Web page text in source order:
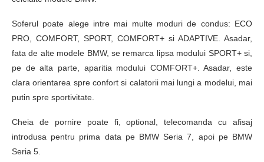
Soferul poate alege intre mai multe moduri de condus: ECO
PRO, COMFORT, SPORT, COMFORT+ si ADAPTIVE. Asadar,
fata de alte modele BMW, se remarca lipsa modului SPORT+ si,
pe de alta parte, aparitia modului COMFORT+. Asadar, este
clara orientarea spre confort si calatorii mai lungi a modelui, mai
putin spre sportivitate.
Cheia de pornire poate fi, optional, telecomanda cu afisaj
introdusa pentru prima data pe BMW Seria 7, apoi pe BMW
Seria 5.